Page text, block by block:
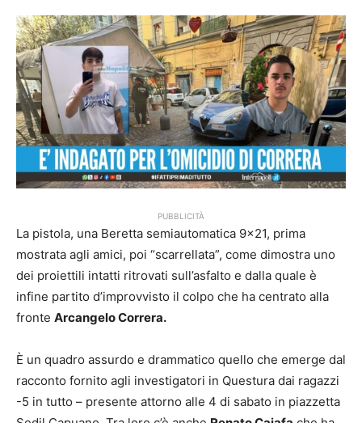
PUBBLICITÀ
La pistola, una Beretta semiautomatica 9×21, prima
mostrata agli amici, poi “scarrellata”, come dimostra uno
dei proiettili intatti ritrovati sull’asfalto e dalla quale è
infine partito d’improvvisto il colpo che ha centrato alla
fronte Arcangelo Correra.
È un quadro assurdo e drammatico quello che emerge dal
racconto fornito agli investigatori in Questura dai ragazzi
-5 in tutto – presente attorno alle 4 di sabato in piazzetta